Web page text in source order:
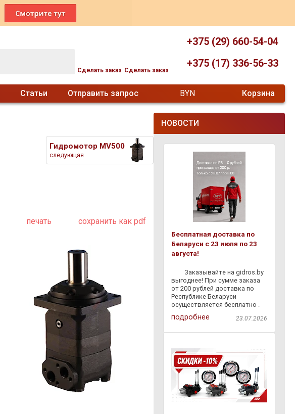
Сделать заказ Сделать заказ
+375 (29) 660-54-04
+375 (17) 336-56-33
Статьи Отправить запрос BYN Корзина
Гидромотор MV500
следующая
печать сохранить как pdf
НОВОСТИ
Бесплатная доставка по
Беларуси с 23 июля по 23
августа!
⠀ ⠀ Заказывайте на gidros.by
выгоднее! При сумме заказа
от 200 рублей доставка по
Республике Беларуси
осуществляется бесплатно .
Мы быстро доставим
гидравлическое
лишних затрат и
подробнее 23.07.2026